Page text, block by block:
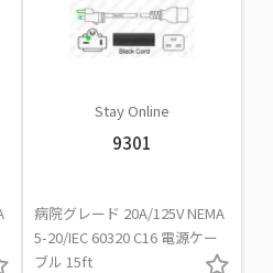
Stay Online
9301
病院グレード 20A/125V NEMA
5-20/IEC 60320 C16 電源ケー
ブル 15ft